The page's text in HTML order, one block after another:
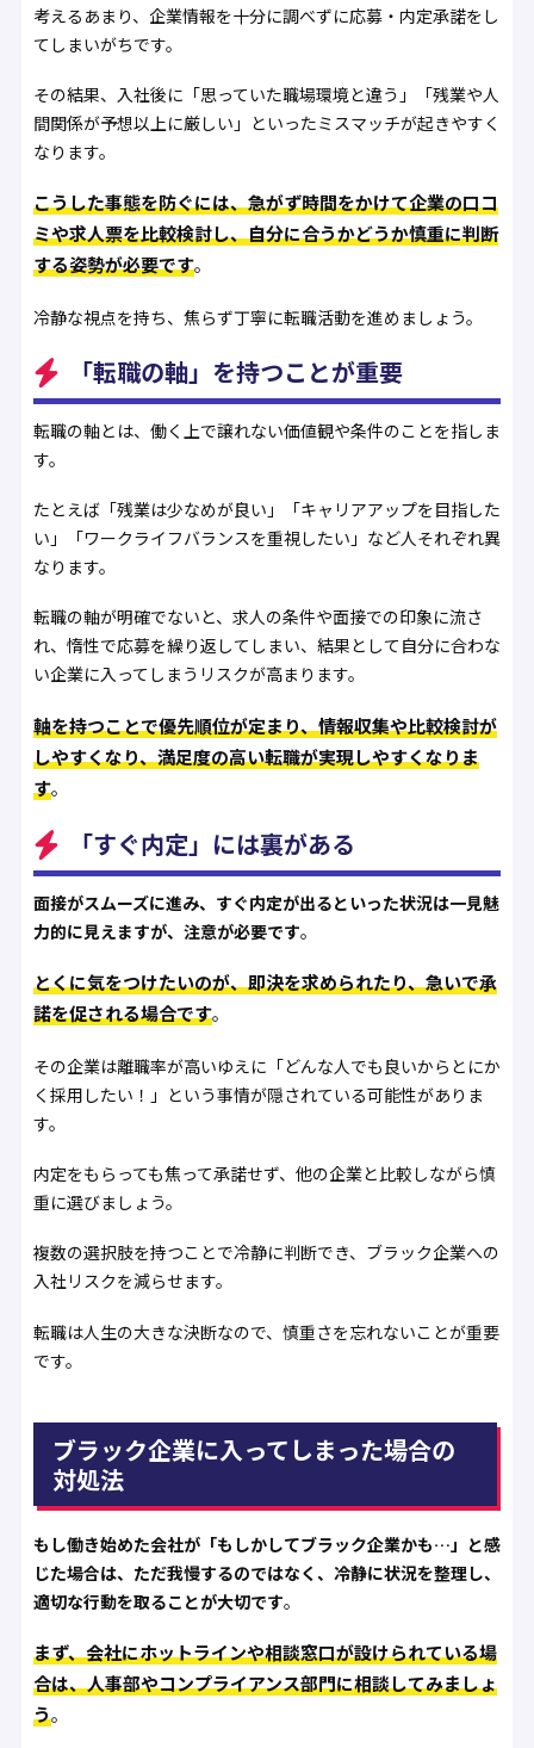
考えるあまり、企業情報を十分に調べずに応募・内定承諾をし
てしまいがちです。
その結果、入社後に「思っていた職場環境と違う」「残業や人
間関係が予想以上に厳しい」といったミスマッチが起きやすく
なります。
こうした事態を防ぐには、急がず時間をかけて企業の口コ
ミや求人票を比較検討し、自分に合うかどうか慎重に判断
する姿勢が必要です。
冷静な視点を持ち、焦らず丁寧に転職活動を進めましょう。
「転職の軸」を持つことが重要
転職の軸とは、働く上で譲れない価値観や条件のことを指しま
す。
たとえば「残業は少なめが良い」「キャリアアップを目指した
い」「ワークライフバランスを重視したい」など人それぞれ異
なります。
転職の軸が明確でないと、求人の条件や面接での印象に流さ
れ、惰性で応募を繰り返してしまい、結果として自分に合わな
い企業に入ってしまうリスクが高まります。
軸を持つことで優先順位が定まり、情報収集や比較検討が
しやすくなり、満足度の高い転職が実現しやすくなりま
す。
「すぐ内定」には裏がある
面接がスムーズに進み、すぐ内定が出るといった状況は一見魅
力的に見えますが、注意が必要です。
とくに気をつけたいのが、即決を求められたり、急いで承
諾を促される場合です。
その企業は離職率が高いゆえに「どんな人でも良いからとにか
く採用したい！」という事情が隠されている可能性がありま
す。
内定をもらっても焦って承諾せず、他の企業と比較しながら慎
重に選びましょう。
複数の選択肢を持つことで冷静に判断でき、ブラック企業への
入社リスクを減らせます。
転職は人生の大きな決断なので、慎重さを忘れないことが重要
です。
ブラック企業に入ってしまった場合の
対処法
もし働き始めた会社が「もしかしてブラック企業かも…」と感
じた場合は、ただ我慢するのではなく、冷静に状況を整理し、
適切な行動を取ることが大切です。
まず、会社にホットラインや相談窓口が設けられている場
合は、人事部やコンプライアンス部門に相談してみましょ
う。